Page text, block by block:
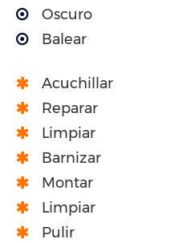
Oscuro
Balear
Acuchillar
Reparar
Limpiar
Barnizar
Montar
Limpiar
Pulir